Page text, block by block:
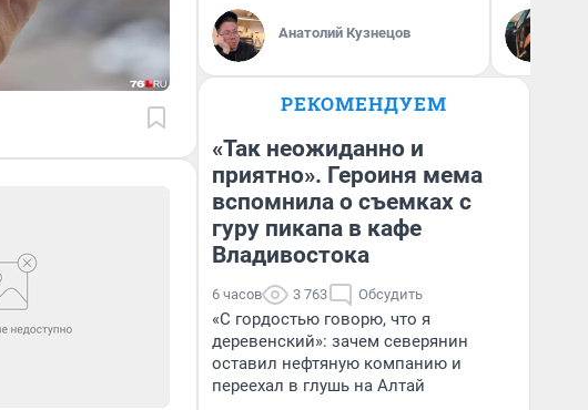
Анатолий Кузнецов
РЕКОМЕНДУЕМ
«Так неожиданно и
приятно». Героиня мема
вспомнила о съемках с
гуру пикапа в кафе
Владивостока
6 часов 3 763 Обсудить
«С гордостью говорю, что я
деревенский»: зачем северянин
оставил нефтяную компанию и
переехал в глушь на Алтай